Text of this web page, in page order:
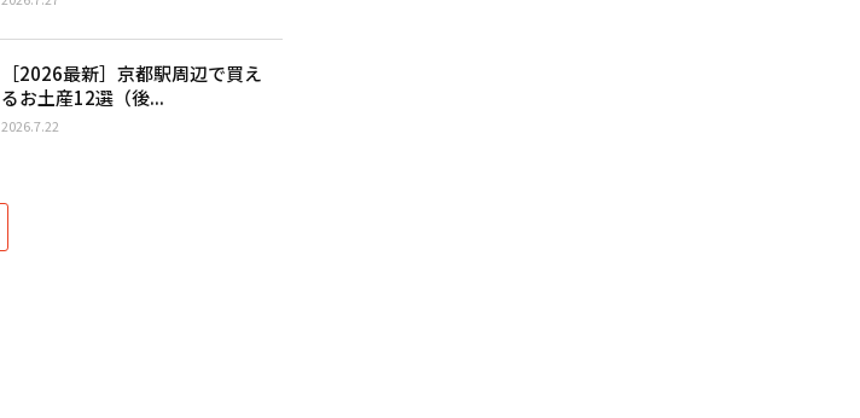
［2026最新］京都駅周辺で買え
るお土産12選（後...
2026.7.22